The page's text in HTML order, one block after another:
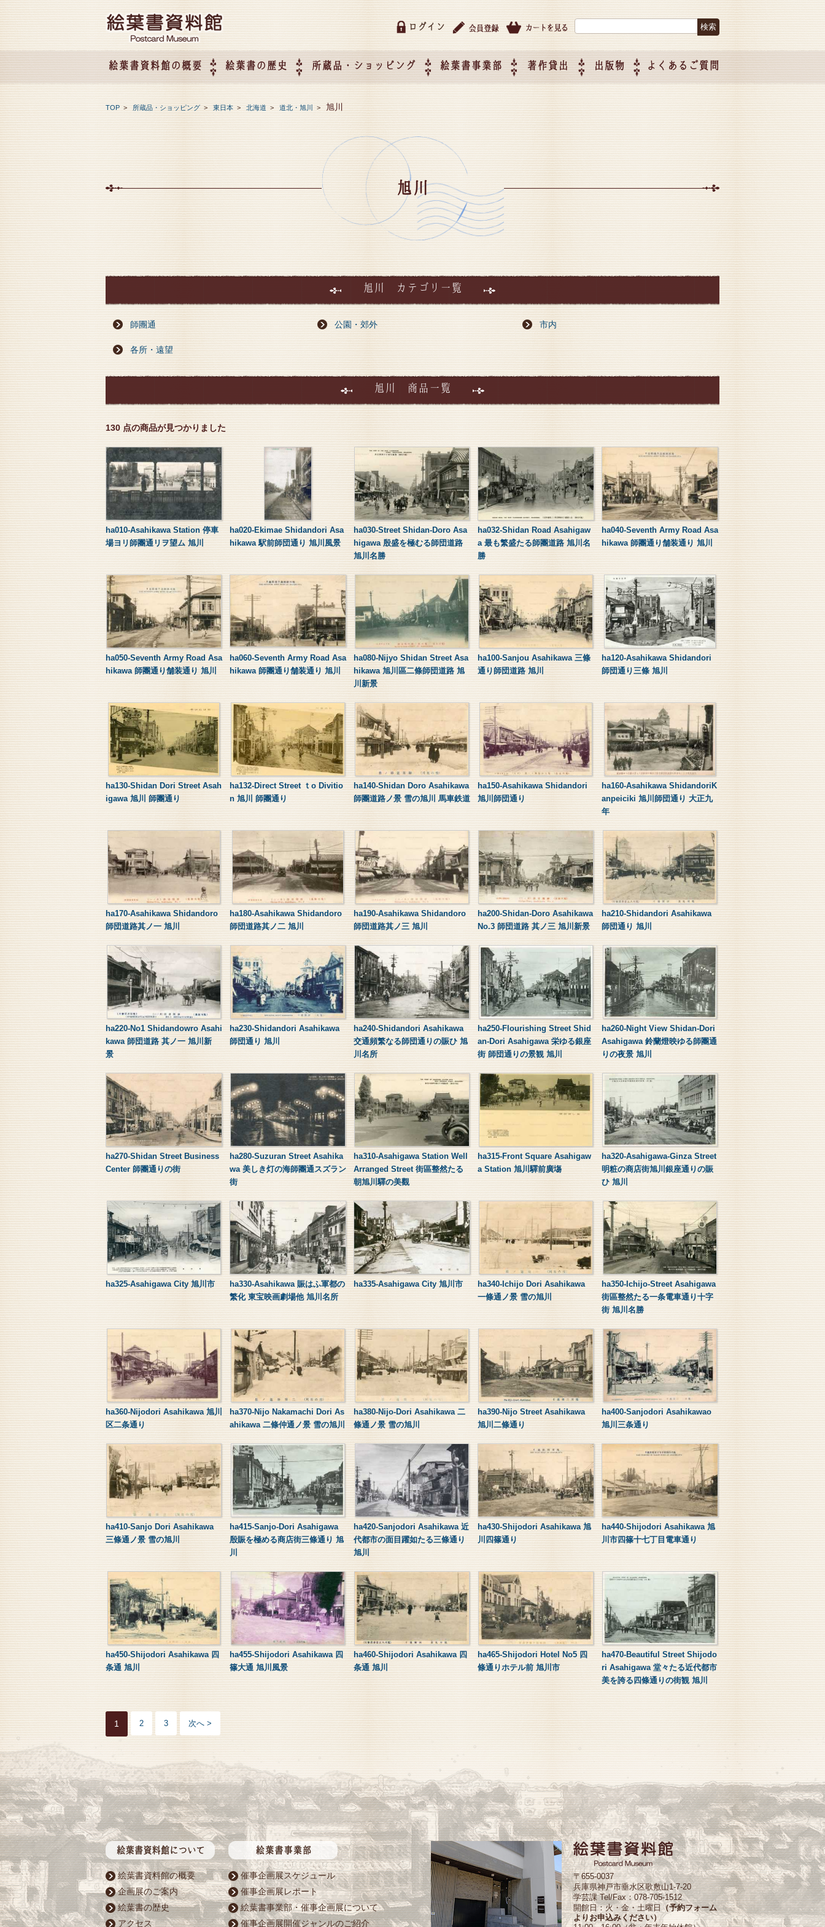
ログイン
絵葉書資料館の概要 絵葉書の歴史 所蔵品・ショッピング 絵葉書事業部 著作貸出 出版物 よくあるご質問
TOP > 所蔵品・ショッピング > 東日本 > 北海道 > 道北・旭川 > 旭川
旭川
旭川 カテゴリ一覧
師團通 公園・郊外 市内
各所・遠望
旭川 商品一覧
130 点の商品が見つかりました
ha010-Asahikawa Station 停車
場ヨリ師團通リヲ望ム 旭川
ha020-Ekimae Shidandori Asa
hikawa 駅前師団通り 旭川風景
ha030-Street Shidan-Doro Asa
higawa 殷盛を極むる師団道路
旭川名勝
ha032-Shidan Road Asahigaw
a 最も繁盛たる師團道路 旭川名
勝
ha040-Seventh Army Road Asa
hikawa 師團通り舗装通り 旭川
ha050-Seventh Army Road Asa
hikawa 師團通り舗装通り 旭川
ha060-Seventh Army Road Asa
hikawa 師團通り舗装通り 旭川
ha080-Nijyo Shidan Street Asa
hikawa 旭川區二條師団道路 旭
川新景
ha100-Sanjou Asahikawa 三條
通り師団道路 旭川
ha120-Asahikawa Shidandori
師団通り三條 旭川
ha130-Shidan Dori Street Asah
igawa 旭川 師團通り
ha132-Direct Street ｔo Divitio
n 旭川 師團通り
ha140-Shidan Doro Asahikawa
師團道路ノ景 雪の旭川 馬車鉄道
ha150-Asahikawa Shidandori
旭川師団通り
ha160-Asahikawa ShidandoriK
anpeiciki 旭川師団通り 大正九
年
ha170-Asahikawa Shidandoro
師団道路其ノ一 旭川
ha180-Asahikawa Shidandoro
師団道路其ノ二 旭川
ha190-Asahikawa Shidandoro
師団道路其ノ三 旭川
ha200-Shidan-Doro Asahikawa
No.3 師団道路 其ノ三 旭川新景
ha210-Shidandori Asahikawa
師団通り 旭川
ha220-No1 Shidandowro Asahi
kawa 師団道路 其ノ一 旭川新
景
ha230-Shidandori Asahikawa
師団通り 旭川
ha240-Shidandori Asahikawa
交通頻繁なる師団通りの賑ひ 旭
川名所
ha250-Flourishing Street Shid
an-Dori Asahigawa 栄ゆる銀座
街 師団通りの景観 旭川
ha260-Night View Shidan-Dori
Asahigawa 鈴蘭燈映ゆる師團通
りの夜景 旭川
ha270-Shidan Street Business
Center 師團通りの街
ha280-Suzuran Street Asahika
wa 美しき灯の海師團通スズラン
街
ha310-Asahigawa Station Well
Arranged Street 街區整然たる
朝旭川驛の美觀
ha315-Front Square Asahigaw
a Station 旭川驛前廣塲
ha320-Asahigawa-Ginza Street
明粧の商店街旭川銀座通りの賑
ひ 旭川
ha325-Asahigawa City 旭川市
ha330-Asahikawa 賑はふ軍都の
繁化 東宝映画劇場他 旭川名所
ha335-Asahigawa City 旭川市
ha340-Ichijo Dori Asahikawa
一條通ノ景 雪の旭川
ha350-Ichijo-Street Asahigawa
街區整然たる一条電車通り十字
街 旭川名勝
ha360-Nijodori Asahikawa 旭川
区二条通り
ha370-Nijo Nakamachi Dori As
ahikawa 二條仲通ノ景 雪の旭川
ha380-Nijo-Dori Asahikawa 二
條通ノ景 雪の旭川
ha390-Nijo Street Asahikawa
旭川二條通り
ha400-Sanjodori Asahikawao
旭川三条通り
ha410-Sanjo Dori Asahikawa
三條通ノ景 雪の旭川
ha415-Sanjo-Dori Asahigawa
殷賑を極める商店街三條通り 旭
川
ha420-Sanjodori Asahikawa 近
代都市の面目躍如たる三條通り
旭川
ha430-Shijodori Asahikawa 旭
川四篠通り
ha440-Shijodori Asahikawa 旭
川市四篠十七丁目電車通り
ha450-Shijodori Asahikawa 四
条通 旭川
ha455-Shijodori Asahikawa 四
篠大通 旭川風景
ha460-Shijodori Asahikawa 四
条通 旭川
ha465-Shijodori Hotel No5 四
條通りホテル前 旭川市
ha470-Beautiful Street Shijodo
ri Asahigawa 堂々たる近代都市
美を誇る四條通りの街観 旭川
1 2 3 次へ >
絵葉書資料館の概要
企画展のご案内
絵葉書の歴史
アクセス
催事企画展スケジュール
催事企画展レポート
絵葉書事業部・催事企画展について
催事企画展開催ジャンルのご紹介
〒655-0037
兵庫県神戸市垂水区歌敷山1-7-20
学芸課 Tel/Fax：078-705-1512
開館日：火・金・土曜日 （予約フォーム
よりお申込みください）